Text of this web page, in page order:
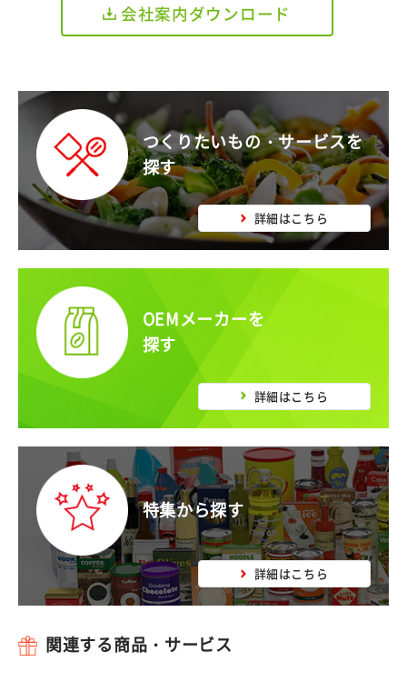
会社案内ダウンロード
つくりたいもの・サービスを
探す
詳細はこちら
OEMメーカーを
探す
詳細はこちら
特集から探す
詳細はこちら
関連する商品・サービス